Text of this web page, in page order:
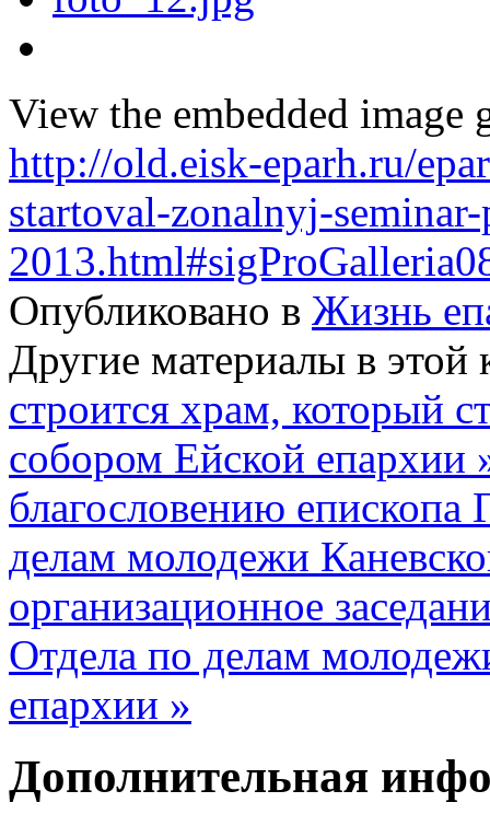
View the embedded image
http://old.eisk-eparh.ru/
startoval-zonalnyj-
Опубликовано в Жизнь
Другие материалы в этой
строится храм, который
собором Ейской епархии
благословению епископа
делам молодежи
организационное
Отдела по делам
епархии »
Дополнительная